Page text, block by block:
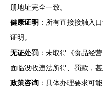
册地址完全一致。
健康证明 ：所有直接接触入
证明。
无证处罚 ：未取得《食品经
面临没收违法所得、罚款，
政策咨询 ：具体办理要求可